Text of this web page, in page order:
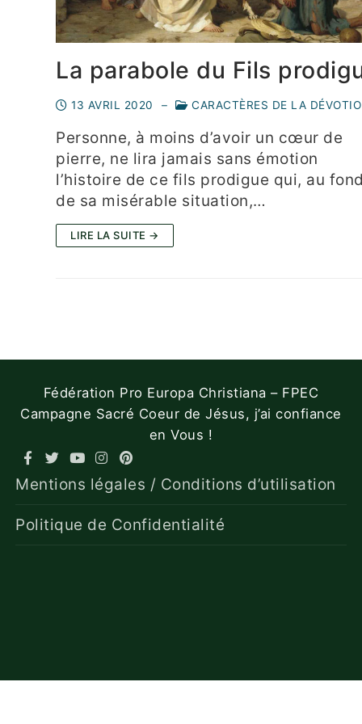
La parabole du Fils
13 AVRIL 2020 – CARACTÈRES DE LA
Personne, à moins d’avoir un cœur de
pierre, ne lira jamais sans émotion
l’histoire de ce fils prodigue qui, au
de sa misérable situation,…
LIRE LA SUITE →
Fédération Pro Europa Christiana – FPEC
Campagne Sacré Coeur de Jésus, j’ai confiance
en Vous !
Mentions légales / Conditions d’utilisation
Politique de Confidentialité